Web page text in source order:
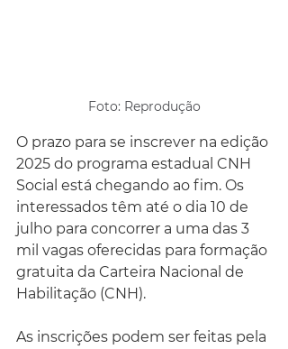
Foto: Reprodução
O prazo para se inscrever na edição
2025 do programa estadual CNH
Social está chegando ao fim. Os
interessados têm até o dia 10 de
julho para concorrer a uma das 3
mil vagas oferecidas para formação
gratuita da Carteira Nacional de
Habilitação (CNH).
As inscrições podem ser feitas pela